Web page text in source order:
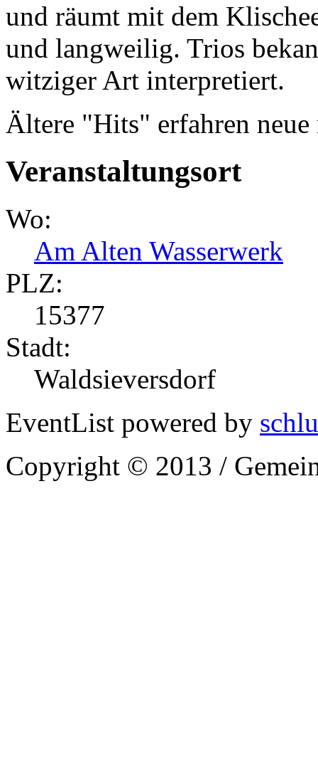
und räumt mit dem
und langweilig. Trios
witziger Art interpretiert.
Ältere "Hits" erfahren
Veranstaltungsort
Wo:
Am Alten Wasserwerk
PLZ:
15377
Stadt:
Waldsieversdorf
EventList powered by
Copyright © 2013 /